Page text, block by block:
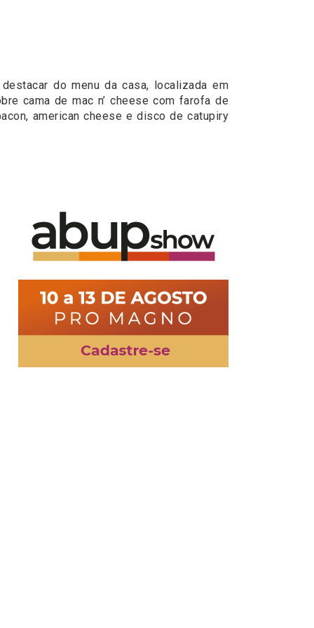
do menu da casa, localizada em
cama de mac n’ cheese com farofa de
american cheese e disco de catupiry